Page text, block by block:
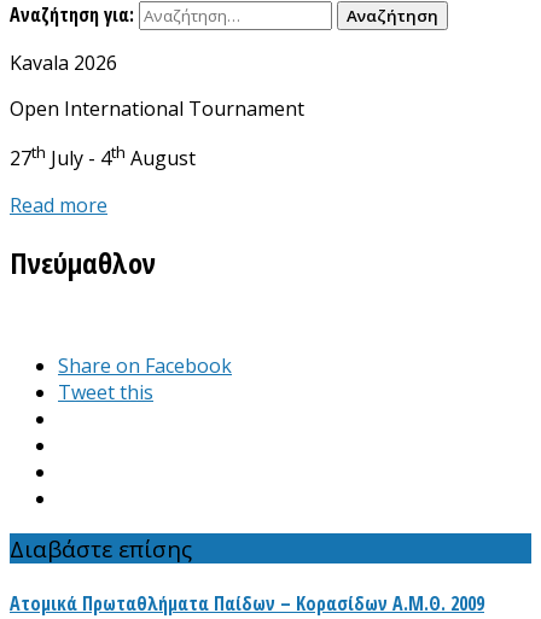
Αναζήτηση για:
Kavala 2026
Open International Tournament
27th July - 4th August
Read more
Πνεύμαθλον
Share on Facebook
Tweet this
Διαβάστε επίσης
Ατομικά Πρωταθλήματα Παίδων – Κορασίδων Α.Μ.Θ. 2009